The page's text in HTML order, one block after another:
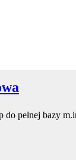
do pełnej bazy